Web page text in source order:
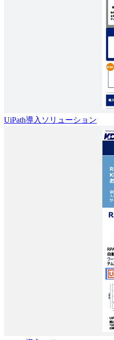
UiPath導入ソリューション